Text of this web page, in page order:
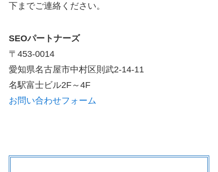
下までご連絡ください。
SEOパートナーズ
〒453-0014
愛知県名古屋市中村区則武2-14-11
名駅富士ビル2F～4F
お問い合わせフォーム